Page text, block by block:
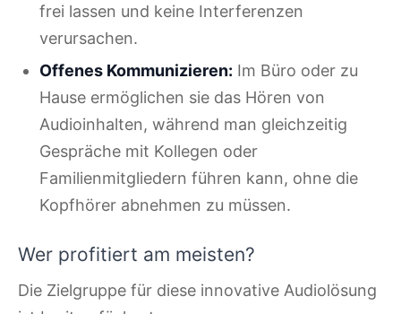
frei lassen und keine Interferenzen
verursachen.
Offenes Kommunizieren: Im Büro oder zu
Hause ermöglichen sie das Hören von
Audioinhalten, während man gleichzeitig
Gespräche mit Kollegen oder
Familienmitgliedern führen kann, ohne die
Kopfhörer abnehmen zu müssen.
Wer profitiert am meisten?
Die Zielgruppe für diese innovative Audiolösung